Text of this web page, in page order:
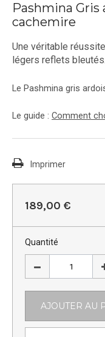
Pashmina Gris
cachemire
Une véritable
légers reflets
Le Pashmina gris
Le guide : Comment
Imprimer
189,00 €
Quantité
AJOUTER AU